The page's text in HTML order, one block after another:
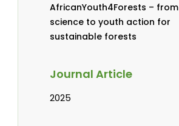
AfricanYouth4Forests – from
science to youth action for
sustainable forests
Journal Article
2025